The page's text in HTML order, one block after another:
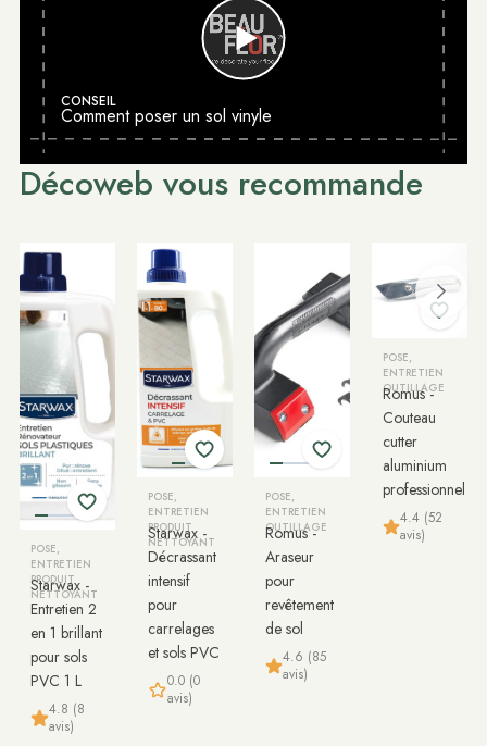
CONSEIL
Comment poser un sol vinyle
Décoweb vous recommande
POSE,
ENTRETIEN
PRODUIT
NETTOYANT
Starwax -
Entretien 2
en 1 brillant
pour sols
PVC 1 L
4.8 (8
avis)
POSE,
ENTRETIEN
PRODUIT
NETTOYANT
Starwax -
Décrassant
intensif
pour
carrelages
et sols PVC
0.0 (0
avis)
POSE,
ENTRETIEN
OUTILLAGE
Romus -
Araseur
pour
revêtement
de sol
4.6 (85
avis)
POSE,
ENTRETIEN
OUTILLAGE
Romus -
Couteau
cutter
aluminium
professionnel
4.4 (52
avis)